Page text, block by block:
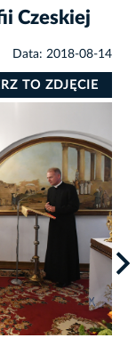
Czeskiej
Data: 2018-08-14
TO ZDJĘCIE